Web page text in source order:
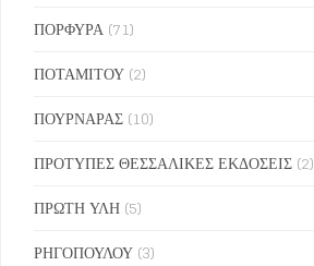
ΠΟΡΦΥΡΑ (71)
ΠΟΤΑΜΙΤΟΥ (2)
ΠΟΥΡΝΑΡΑΣ (10)
ΠΡΟΤΥΠΕΣ ΘΕΣΣΑΛΙΚΕΣ ΕΚΔΟΣΕΙΣ (2)
ΠΡΩΤΗ ΥΛΗ (5)
ΡΗΓΟΠΟΥΛΟΥ (3)